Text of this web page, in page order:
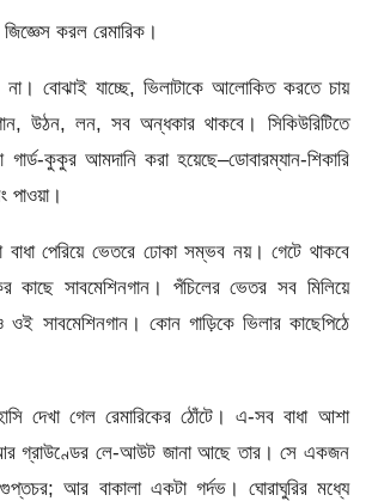
করল রেমারিক।
না। বোঝাই যাচ্ছে, ভিলাটাকে আলোকিত করতে চায়
উঠন, লন, সব অন্ধকার থাকবে। সিকিউরিটিতে
কুকুর আমদানি করা হয়েছে–ডোবারম্যান-শিকারি
পাওয়া।
পেরিয়ে ভেতরে ঢোকা সম্ভব নয়। গেটে থাকবে
কাছে সাবমেশিনগান। পঁচিলের ভেতর সব মিলিয়ে
ওই সাবমেশিনগান। কোন গাড়িকে ভিলার কাছেপিঠে
দেখা গেল রেমারিকের ঠোঁটে। এ-সব বাধা আশা
গ্রাউণ্ডের লে-আউট জানা আছে তার। সে একজন
আর বাকালা একটা গর্দভ। ঘোরাঘুরির মধ্যে